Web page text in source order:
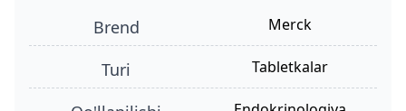
Brend
Merck
turi tabletkalar